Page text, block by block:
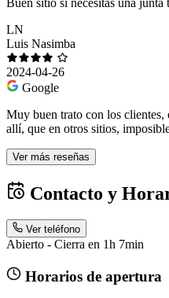
LN
Luis Nasimba
2024-04-26
Google
Muy buen trato con los clientes,
allí, que en otros sitios,
Ver más reseñas
Contacto y
Ver teléfono
Abierto - Cierra en 1h 7min
Horarios de apertura